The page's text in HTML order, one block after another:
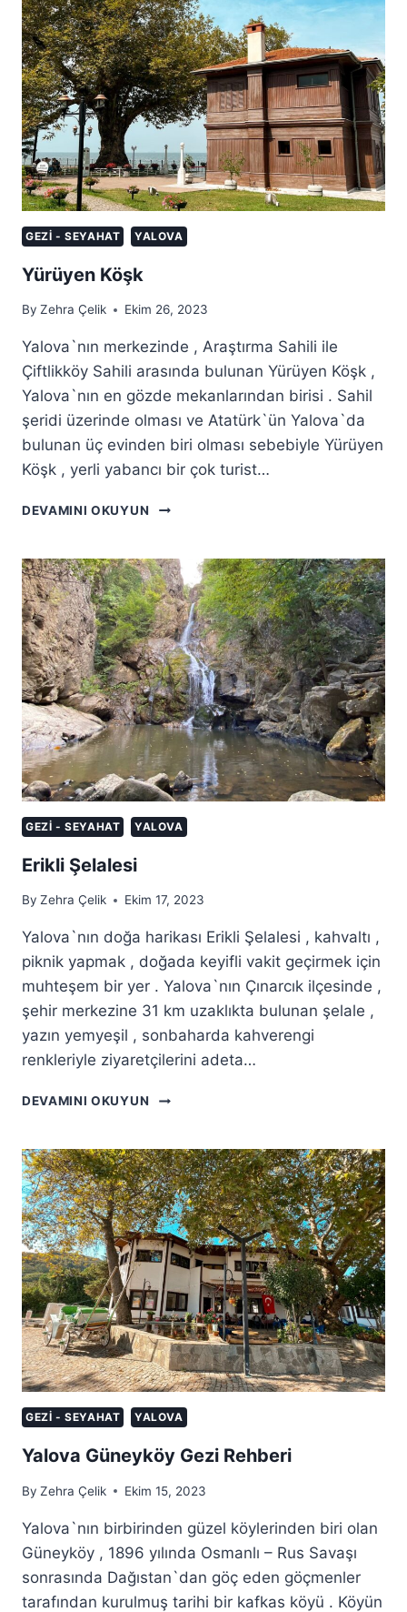
GEZI - SEYAHAT YALOVA
Yürüyen Köşk
By Zehra Çelik Ekim 26, 2023
Yalova`nın merkezinde , Araştırma Sahili ile
Çiftlikköy Sahili arasında bulunan Yürüyen Köşk ,
Yalova`nın en gözde mekanlarından birisi . Sahil
şeridi üzerinde olması ve Atatürk`ün Yalova`da
bulunan üç evinden biri olması sebebiyle Yürüyen
Köşk , yerli yabancı bir çok turist…
DEVAMINI OKUYUN
YÜRÜYEN
GEZI - SEYAHAT YALOVA
Erikli Şelalesi
By Zehra Çelik Ekim 17, 2023
Yalova`nın doğa harikası Erikli Şelalesi , kahvaltı ,
piknik yapmak , doğada keyifli vakit geçirmek için
muhteşem bir yer . Yalova`nın Çınarcık ilçesinde ,
şehir merkezine 31 km uzaklıkta bulunan şelale ,
yazın yemyeşil , sonbaharda kahverengi
renkleriyle ziyaretçilerini adeta…
DEVAMINI OKUYUN
ERIKLI
GEZI - SEYAHAT YALOVA
Yalova Güneyköy Gezi Rehberi
By Zehra Çelik Ekim 15, 2023
Yalova`nın birbirinden güzel köylerinden biri olan
Güneyköy , 1896 yılında Osmanlı – Rus Savaşı
sonrasında Dağıstan`dan göç eden göçmenler
tarafından kurulmuş tarihi bir kafkas köyü . Köyün